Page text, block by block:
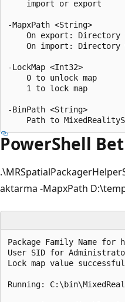
    import or export
-MapxPath <String>
On export: Directory
On import: Directory
-LockMap <Int32>
    0 to unlock map
    1 to lock map
-BinPath <String>
PowerShell
aktarma -MapxPath
Package Family Name for
User SID for
Lock map value
Running: